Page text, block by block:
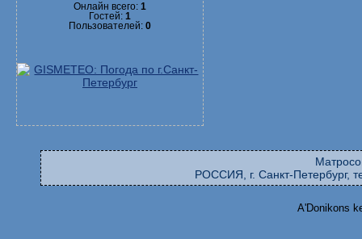
Онлайн всего: 1
Гостей: 1
Пользователей: 0
РОССИЯ, г. Санкт-Петербург,
A'Donikons